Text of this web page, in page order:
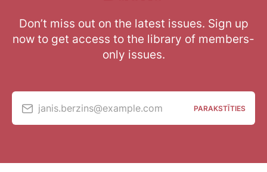
Don’t miss out on the latest issues. Sign up
now to get access to the library of members-
only issues.
janis.berzins@example.com PARAKSTĪTIES